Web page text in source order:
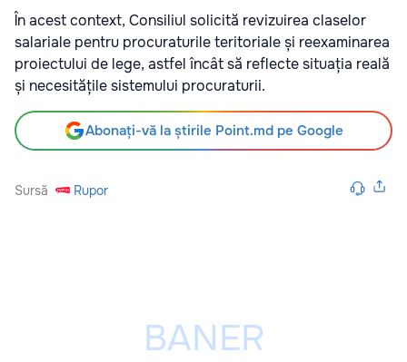
În acest context, Consiliul solicită revizuirea claselor
salariale pentru procuraturile teritoriale și reexaminarea
proiectului de lege, astfel încât să reflecte situația reală
și necesitățile sistemului procuraturii.
Abonați-vă la știrile Point.md pe Google
Sursă Rupor